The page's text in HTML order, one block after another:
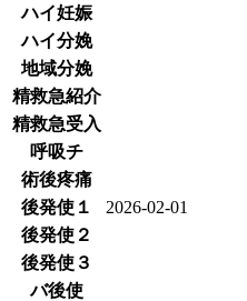
ハイ妊娠
ハイ分娩
地域分娩
精救急紹介
精救急受入
呼吸チ
術後疼痛
後発使１
2026-02-01
後発使２
後発使３
バ後使